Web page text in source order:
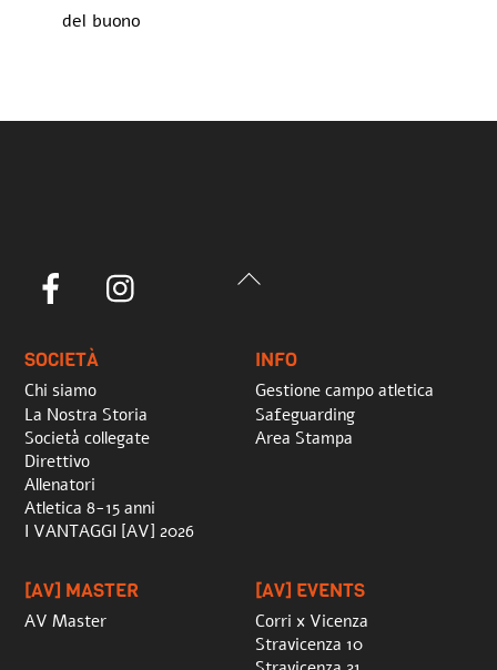
del buono
Back
Facebook
SOCIETÀ
Chi siamo
La Nostra Storia
Società collegate
Direttivo
Allenatori
Atletica 8-15 anni
I VANTAGGI [AV] 2026
INFO
Gestione campo atletica
Safeguarding
Area Stampa
[AV] MASTER
AV Master
[AV] EVENTS
Corri x Vicenza
Stravicenza 10